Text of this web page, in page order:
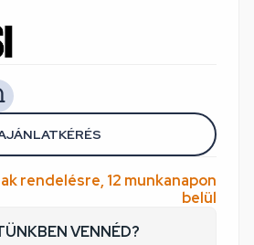
rendelésre, 12 munkanapon
belül
VENNÉD?